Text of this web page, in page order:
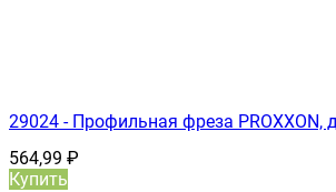
29024 - Профильная фреза PROXXON,
564,99 ₽
Купить